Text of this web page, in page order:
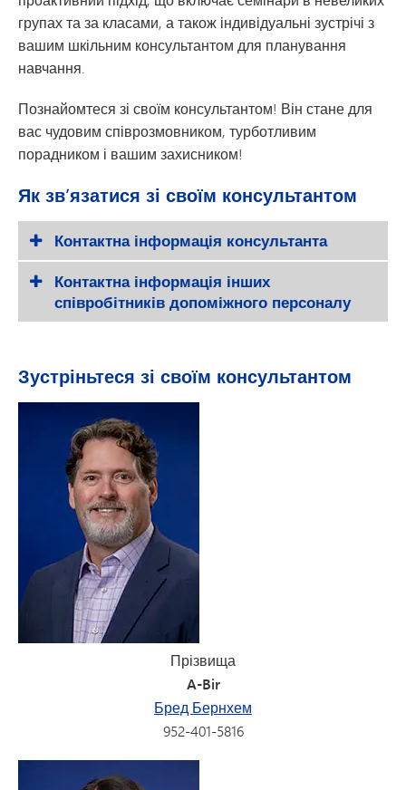
групах та за класами, а також індивідуальні зустрічі з
вашим шкільним консультантом для планування
навчання.
Познайомтеся зі своїм консультантом! Він стане для
вас чудовим співрозмовником, турботливим
порадником і вашим захисником!
Як зв’язатися зі своїм консультантом
Контактна інформація консультанта
Контактна інформація інших
співробітників допоміжного персоналу
Зустріньтеся зі своїм консультантом
Прізвища
A-Bir
Бред Бернхем
952-401-5816